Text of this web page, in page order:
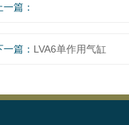
一篇：
一篇： LVA6单作用气缸